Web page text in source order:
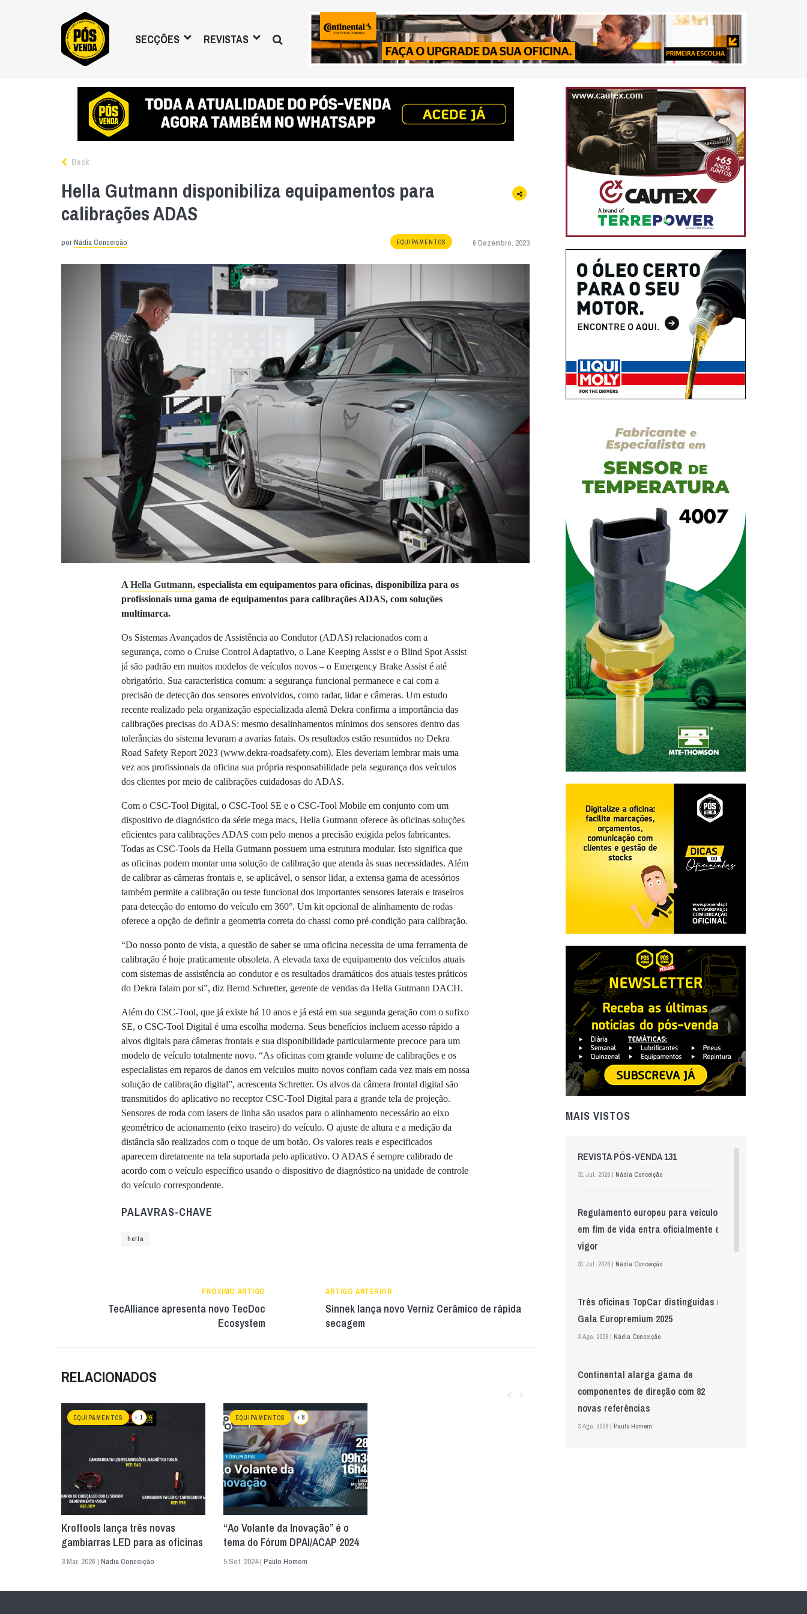
SECÇÕES REVISTAS
Back
Hella Gutmann disponibiliza equipamentos para
calibrações ADAS
porNádia Conceição EQUIPAMENTOS 6 Dezembro, 2023
A Hella Gutmann, especialista em equipamentos para oficinas, disponibiliza para os
profissionais uma gama de equipamentos para calibrações ADAS, com soluções
multimarca.
Os Sistemas Avançados de Assistência ao Condutor (ADAS) relacionados com a
segurança, como o Cruise Control Adaptativo, o Lane Keeping Assist e o Blind Spot Assist
já são padrão em muitos modelos de veículos novos – o Emergency Brake Assist é até
obrigatório. Sua característica comum: a segurança funcional permanece e cai com a
precisão de detecção dos sensores envolvidos, como radar, lidar e câmeras. Um estudo
recente realizado pela organização especializada alemã Dekra confirma a importância das
calibrações precisas do ADAS: mesmo desalinhamentos mínimos dos sensores dentro das
tolerâncias do sistema levaram a avarias fatais. Os resultados estão resumidos no Dekra
Road Safety Report 2023 (www.dekra-roadsafety.com). Eles deveriam lembrar mais uma
vez aos profissionais da oficina sua própria responsabilidade pela segurança dos veículos
dos clientes por meio de calibrações cuidadosas do ADAS.
Com o CSC-Tool Digital, o CSC-Tool SE e o CSC-Tool Mobile em conjunto com um
dispositivo de diagnóstico da série mega macs, Hella Gutmann oferece às oficinas soluções
eficientes para calibrações ADAS com pelo menos a precisão exigida pelos fabricantes.
Todas as CSC-Tools da Hella Gutmann possuem uma estrutura modular. Isto significa que
as oficinas podem montar uma solução de calibração que atenda às suas necessidades. Além
de calibrar as câmeras frontais e, se aplicável, o sensor lidar, a extensa gama de acessórios
também permite a calibração ou teste funcional dos importantes sensores laterais e traseiros
para detecção do entorno do veículo em 360°. Um kit opcional de alinhamento de rodas
oferece a opção de definir a geometria correta do chassi como pré-condição para calibração.
“Do nosso ponto de vista, a questão de saber se uma oficina necessita de uma ferramenta de
calibração é hoje praticamente obsoleta. A elevada taxa de equipamento dos veículos atuais
com sistemas de assistência ao condutor e os resultados dramáticos dos atuais testes práticos
do Dekra falam por si”, diz Bernd Schretter, gerente de vendas da Hella Gutmann DACH.
Além do CSC-Tool, que já existe há 10 anos e já está em sua segunda geração com o sufixo
SE, o CSC-Tool Digital é uma escolha moderna. Seus benefícios incluem acesso rápido a
alvos digitais para câmeras frontais e sua disponibilidade particularmente precoce para um
modelo de veículo totalmente novo. “As oficinas com grande volume de calibrações e os
especialistas em reparos de danos em veículos muito novos confiam cada vez mais em nossa
solução de calibração digital”, acrescenta Schretter. Os alvos da câmera frontal digital são
transmitidos do aplicativo no receptor CSC-Tool Digital para a grande tela de projeção.
Sensores de roda com lasers de linha são usados para o alinhamento necessário ao eixo
geométrico de acionamento (eixo traseiro) do veículo. O ajuste de altura e a medição da
distância são realizados com o toque de um botão. Os valores reais e especificados
aparecem diretamente na tela suportada pelo aplicativo. O ADAS é sempre calibrado de
acordo com o veículo específico usando o dispositivo de diagnóstico na unidade de controle
do veículo correspondente.
PALAVRAS-CHAVE
hella
PRÓXIMO ARTIGO
TecAlliance apresenta novo TecDoc
Ecosystem
ARTIGO ANTERIOR
Sinnek lança novo Verniz Cerâmico de rápida
secagem
RELACIONADOS
EQUIPAMENTOS + 1
Kroftools lança três novas
gambiarras LED para as oficinas
3 Mar. 2026 | Nádia Conceição
EQUIPAMENTOS + 8
“Ao Volante da Inovação” é o
tema do Fórum DPAI/ACAP 2024
5 Set. 2024 | Paulo Homem
MAIS VISTOS
REVISTA PÓS-VENDA 131
31 Jul. 2026 | Nádia Conceição
Regulamento europeu para veículos
em fim de vida entra oficialmente em
vigor
31 Jul. 2026 | Nádia Conceição
Três oficinas TopCar distinguidas na
Gala Europremium 2025
3 Ago. 2026 | Nádia Conceição
Continental alarga gama de
componentes de direção com 82
novas referências
3 Ago. 2026 | Paulo Homem